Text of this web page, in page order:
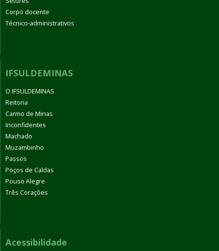
Corpo docente
Técnico-administrativos
IFSULDEMINAS
O IFSULDEMINAS
Reitoria
Carmo de Minas
Inconfidentes
Machado
Muzambinho
Passos
Poços de Caldas
Pouso Alegre
Três Corações
Acessibilidade